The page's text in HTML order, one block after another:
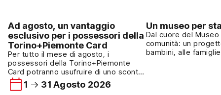
Ad agosto, un vantaggio
esclusivo per i possessori della
Torino+Piemonte Card
Per tutto il mese di agosto, i
possessori della Torino+Piemonte
Card potranno usufruire di uno sconto
del 15% su tutti i prodotti del
bookshop del Museo Nazionale del
1 31 Agosto 2026
Un museo per
Dal cuore del
comunità: un
bambini, alle